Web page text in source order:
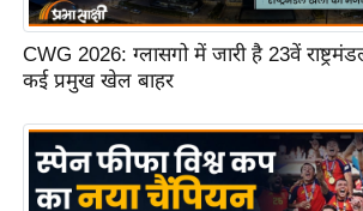
भू
मि
स्तं
ए
म
CWG 2026: ग्लासगो में जारी है 23वें
कई प्रमुख खेल बाहर